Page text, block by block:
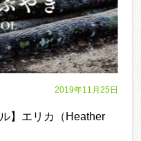
2019年11月25日
】エリカ（Heather